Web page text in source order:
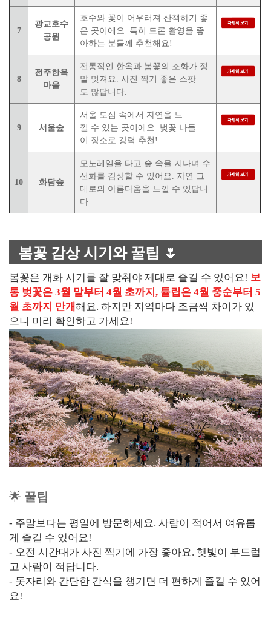
7
광교호수
공원
호수와 꽃이 어우러져 산책하기 좋
은 곳이에요. 특히 드론 촬영을 좋
아하는 분들께 추천해요!
8
전주한옥
마을
전통적인 한옥과 봄꽃의 조화가 정
말 멋져요. 사진 찍기 좋은 스팟
도 많답니다.
9 서울숲
서울 도심 속에서 자연을 느
낄 수 있는 곳이에요. 벚꽃 나들
이 장소로 강력 추천!
10 화담숲
모노레일을 타고 숲 속을 지나며 수
선화를 감상할 수 있어요. 자연 그
대로의 아름다움을 느낄 수 있답니
다.
봄꽃 감상 시기와 꿀팁 🌷
봄꽃은 개화 시기를 잘 맞춰야 제대로 즐길 수 있어요! 보
통 벚꽃은 3월 말부터 4월 초까지, 튤립은 4월 중순부터 5
월 초까지 만개해요. 하지만 지역마다 조금씩 차이가 있
으니 미리 확인하고 가세요!
🌟 꿀팁
- 주말보다는 평일에 방문하세요. 사람이 적어서 여유롭
게 즐길 수 있어요!
- 오전 시간대가 사진 찍기에 가장 좋아요. 햇빛이 부드럽
고 사람이 적답니다.
- 돗자리와 간단한 간식을 챙기면 더 편하게 즐길 수 있어
요!